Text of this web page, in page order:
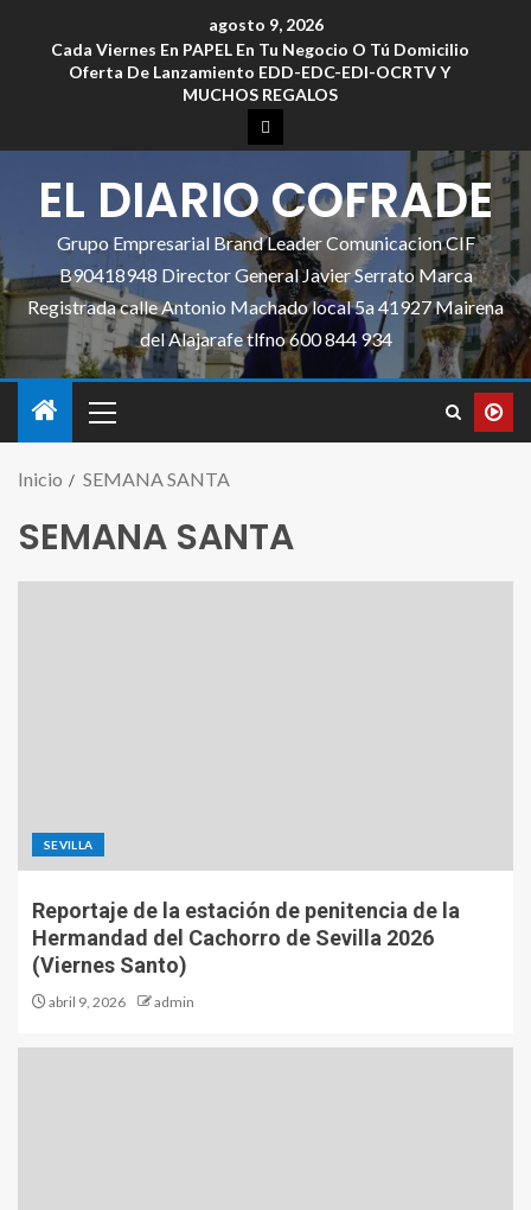
agosto 9, 2026
Cada Viernes En PAPEL En Tu Negocio O Tú Domicilio
Oferta De Lanzamiento EDD-EDC-EDI-OCRTV Y
MUCHOS REGALOS
EL DIARIO COFRADE
Grupo Empresarial Brand Leader Comunicacion CIF
B90418948 Director General Javier Serrato Marca
Registrada calle Antonio Machado local 5a 41927 Mairena
del Alajarafe tlfno 600 844 934
Inicio SEMANA SANTA
SEMANA SANTA
SEVILLA
Reportaje de la estación de penitencia de la
Hermandad del Cachorro de Sevilla 2026
(Viernes Santo)
abril 9, 2026 admin